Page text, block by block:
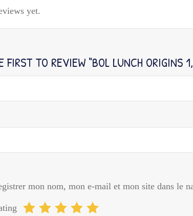
yet.
FIRST TO REVIEW “BOL LUNCH ORIGINS
mon nom, mon e-mail et mon site dans le